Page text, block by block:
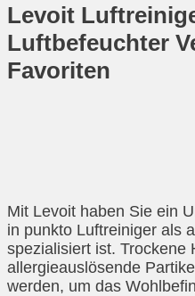
Levoit
Luftbefeuchter
Favoriten
Mit Levoit haben Sie ein
in punkto Luftreiniger als
spezialisiert ist. Trockene
allergieauslösende
werden, um das